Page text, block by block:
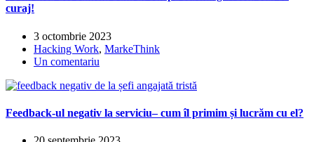
curaj!
3 octombrie 2023
Hacking Work, MarkeThink
Un comentariu
Feedback-ul negativ la serviciu– cum îl primim și lucrăm cu el?